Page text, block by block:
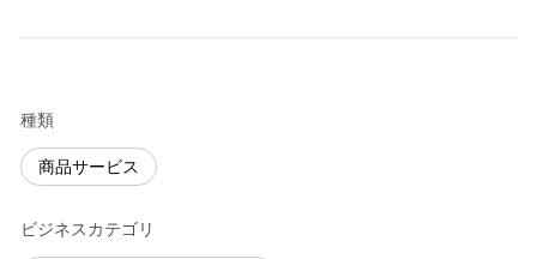
種類
商品サービス
ビジネスカテゴリ